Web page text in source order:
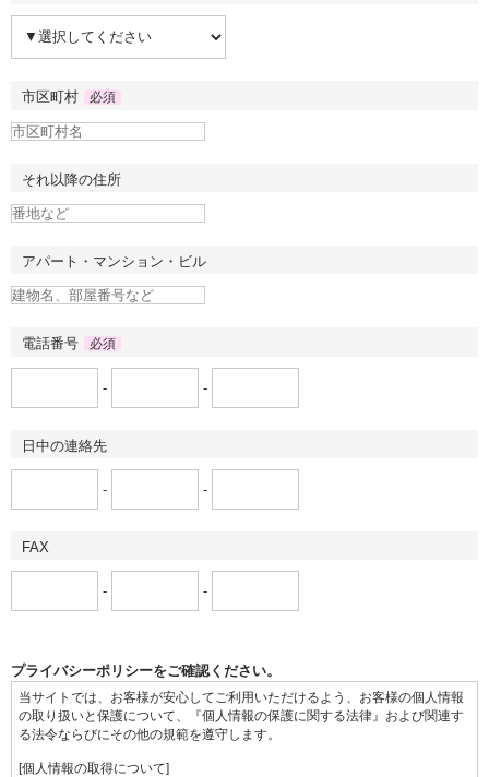
市区町村 必須
それ以降の住所
アパート・マンション・ビル
電話番号 必須
- -
日中の連絡先
- -
FAX
- -
プライバシーポリシーをご確認ください。